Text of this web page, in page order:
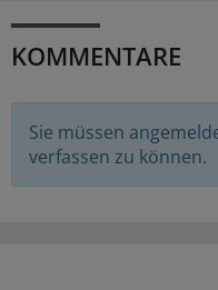
KOMMENTARE
Sie müssen
verfassen zu können.